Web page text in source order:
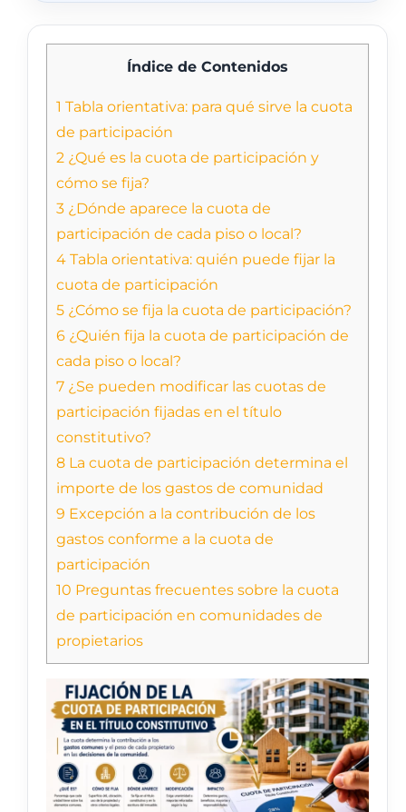
Índice de Contenidos
1 Tabla orientativa: para qué sirve la cuota
de participación
2 ¿Qué es la cuota de participación y
cómo se fija?
3 ¿Dónde aparece la cuota de
participación de cada piso o local?
4 Tabla orientativa: quién puede fijar la
cuota de participación
5 ¿Cómo se fija la cuota de participación?
6 ¿Quién fija la cuota de participación de
cada piso o local?
7 ¿Se pueden modificar las cuotas de
participación fijadas en el título
constitutivo?
8 La cuota de participación determina el
importe de los gastos de comunidad
9 Excepción a la contribución de los
gastos conforme a la cuota de
participación
10 Preguntas frecuentes sobre la cuota
de participación en comunidades de
propietarios